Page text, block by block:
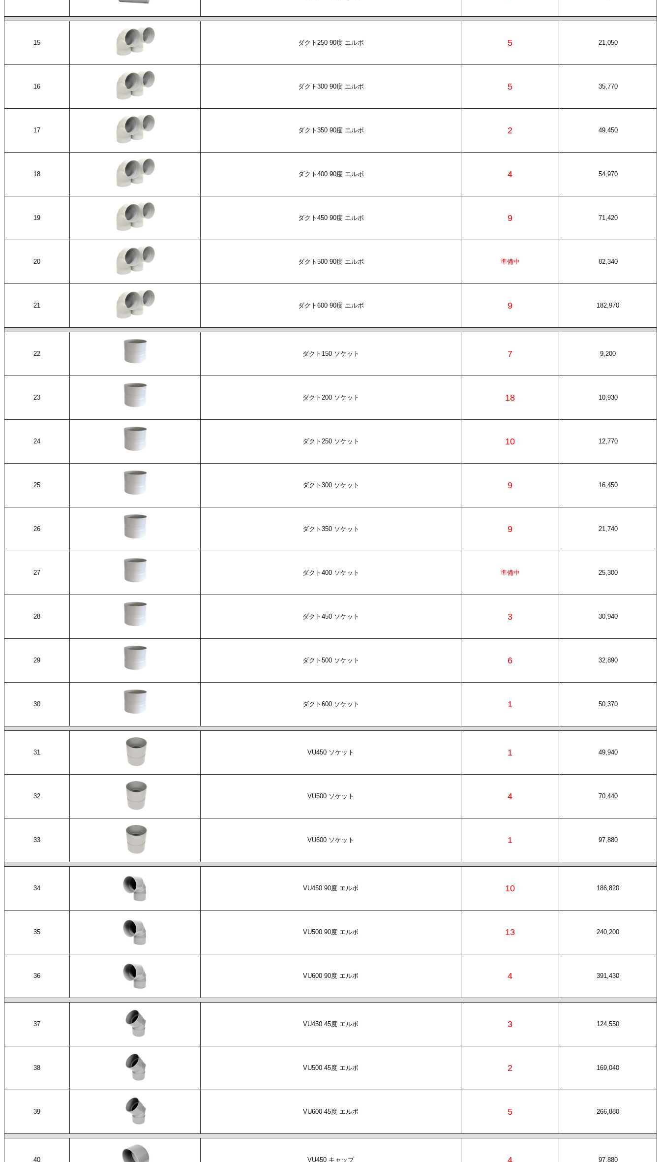
15 ダクト250 90度 エルボ 5 21,050
16 ダクト300 90度 エルボ 5 35,770
17 ダクト350 90度 エルボ 2 49,450
18 ダクト400 90度 エルボ 4 54,970
19 ダクト450 90度 エルボ 9 71,420
20 ダクト500 90度 エルボ 準備中 82,340
21 ダクト600 90度 エルボ 9 182,970
22 ダクト150 ソケット 7 9,200
23 ダクト200 ソケット 18 10,930
24 ダクト250 ソケット 10 12,770
25 ダクト300 ソケット 9 16,450
26 ダクト350 ソケット 9 21,740
27 ダクト400 ソケット 準備中 25,300
28 ダクト450 ソケット 3 30,940
29 ダクト500 ソケット 6 32,890
30 ダクト600 ソケット 1 50,370
31 VU450 ソケット 1 49,940
32 VU500 ソケット 4 70,440
33 VU600 ソケット 1 97,880
34 VU450 90度 エルボ 10 186,820
35 VU500 90度 エルボ 13 240,200
36 VU600 90度 エルボ 4 391,430
37 VU450 45度 エルボ 3 124,550
38 VU500 45度 エルボ 2 169,040
39 VU600 45度 エルボ 5 266,880
40 VU450 キャップ 4 97,880